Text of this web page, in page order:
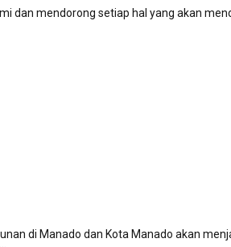
dan mendorong setiap hal yang akan
di Manado dan Kota Manado akan